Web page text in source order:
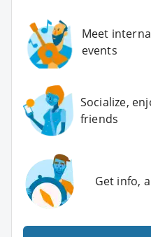
Meet
events
Socialize,
friends
Get info,